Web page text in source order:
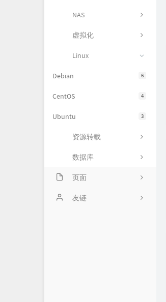
NAS
虚拟化
Linux
6
Debian
4
CentOS
3
Ubuntu
资源转载
数据库
页面
关于友链